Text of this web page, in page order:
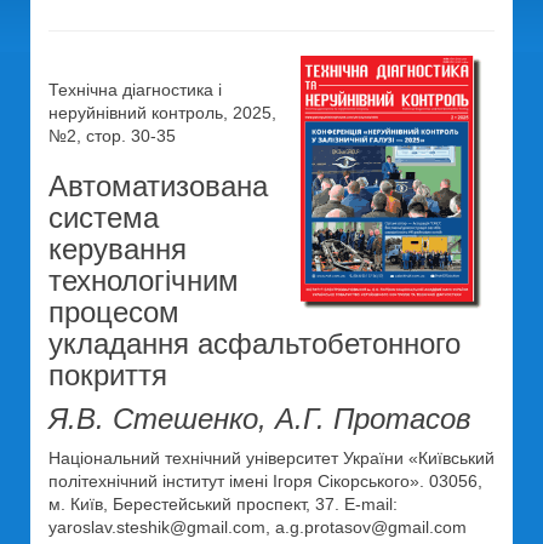
Технічна діагностика і
неруйнівний контроль, 2025,
№2, стор. 30-35
Автоматизована
система
керування
технологічним
процесом
укладання асфальтобетонного
покриття
Я.В. Стешенко, А.Г. Протасов
Національний технічний університет України «Київський
політехнічний інститут імені Ігоря Сікорського». 03056,
м. Київ, Берестейський проспект, 37. E-mail:
yaroslav.steshik@gmail.com, a.g.protasov@gmail.com